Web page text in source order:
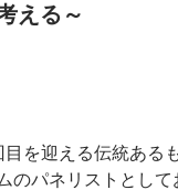
える～
を迎える伝統ある
のパネリストとして